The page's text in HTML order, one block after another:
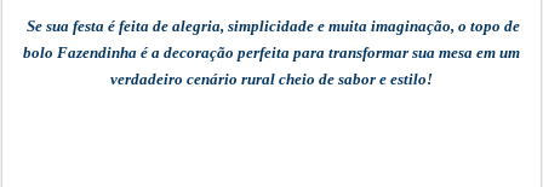
Se sua festa é feita de alegria, simplicidade e muita imaginação, o topo de
bolo Fazendinha é a decoração perfeita para transformar sua mesa em um
verdadeiro cenário rural cheio de sabor e estilo!